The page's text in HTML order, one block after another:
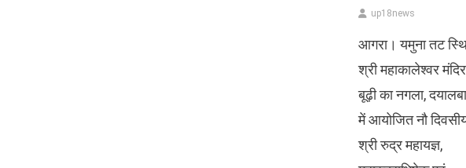
up18news
आगरा। यमुना तट
श्री महाकालेश्वर
बूढ़ी का नगला,
में आयोजित नौ
श्री रुद्र महायज्ञ,